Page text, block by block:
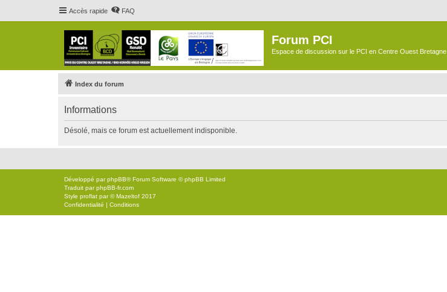
Accès rapide FAQ
Forum PCI
Espace de discussion sur le PCI en Centre Ouest Bretagne
Index du forum
Informations
Désolé, mais ce forum est actuellement indisponible.
Développé parphpBB® Forum Software © phpBB Limited
Traduit parphpBB-fr.com
Style proflat par ©Mazeltof 2017
Confidentialité | Conditions